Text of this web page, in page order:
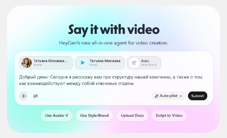
ОСВОИТЬ НЕЙРОСЕТИ
Что выполучаете в клубе